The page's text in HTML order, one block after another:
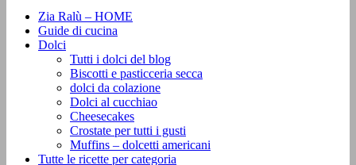
Zia Ralù – HOME
Guide di cucina
Dolci
Tutti i dolci del blog
Biscotti e pasticceria secca
dolci da colazione
Dolci al cucchiao
Cheesecakes
Crostate per tutti i gusti
Muffins – dolcetti americani
Tutte le ricette per categoria